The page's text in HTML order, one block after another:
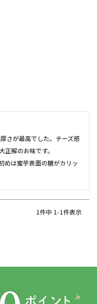
さが最高でした。チーズ感
解のお味です。
めは蜜芋表面の糖がカリッ
1件中 1-1件表示